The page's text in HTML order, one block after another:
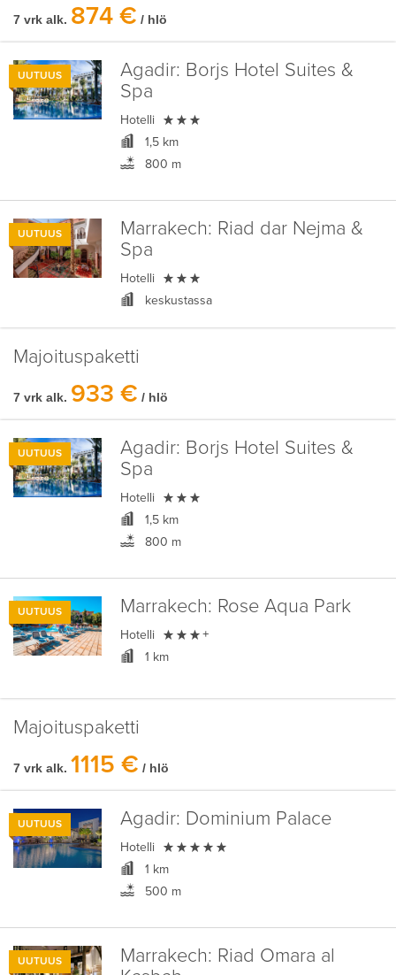
7 vrk alk. 874 € / hlö
UUTUUS Agadir: Borjs Hotel Suites &
Spa
Hotelli 
1,5 km
800 m
UUTUUS Marrakech: Riad dar Nejma &
Spa
Hotelli 
keskustassa
Majoituspaketti
7 vrk alk. 933 € / hlö
UUTUUS Agadir: Borjs Hotel Suites &
Spa
Hotelli 
1,5 km
800 m
UUTUUS Marrakech: Rose Aqua Park
Hotelli  +
1 km
Majoituspaketti
7 vrk alk. 1115 € / hlö
UUTUUS Agadir: Dominium Palace
Hotelli 
1 km
500 m
UUTUUS Marrakech: Riad Omara al